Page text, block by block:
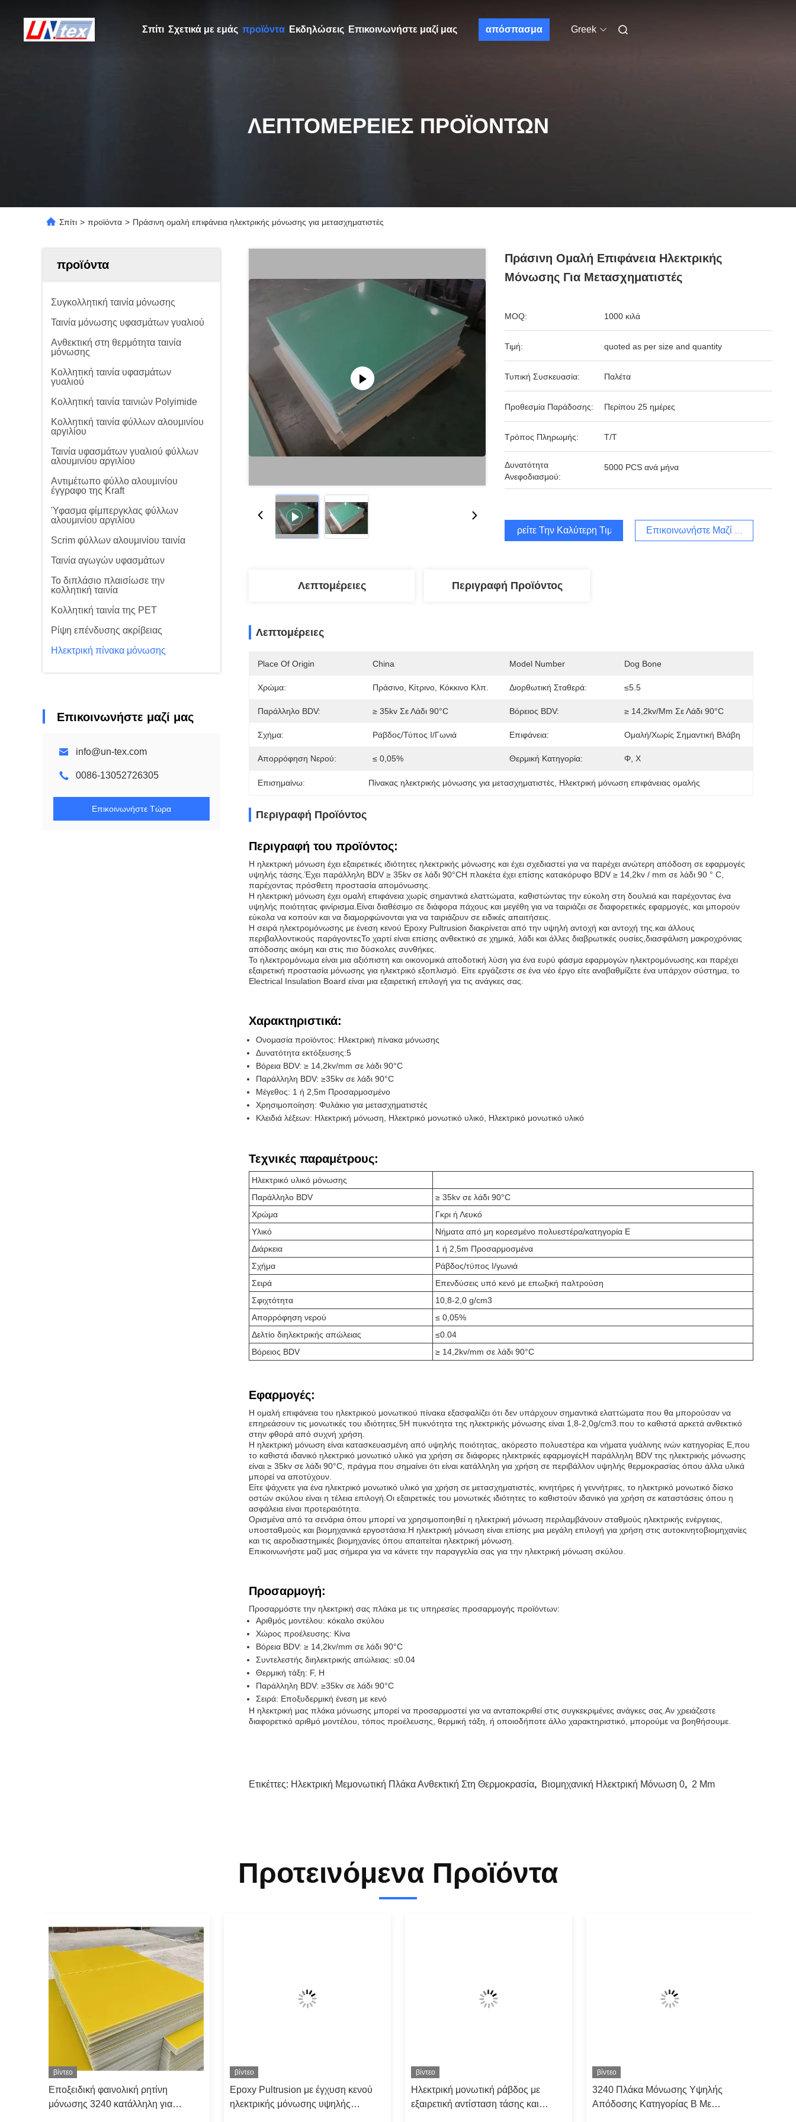
Σπίτι Σχετικά με εμάς προϊόντα Εκδηλώσεις Επικοινωνήστε μαζί μας απόσπασμα Greek
ΛΕΠΤΟΜΈΡΕΙΕΣ ΠΡΟΪΌΝΤΩΝ
Σπίτι > προϊόντα > Πράσινη ομαλή επιφάνεια ηλεκτρικής μόνωσης για μετασχηματιστές
προϊόντα
Συγκολλητική ταινία μόνωσης
Ταινία μόνωσης υφασμάτων γυαλιού
Ανθεκτική στη θερμότητα ταινία
μόνωσης
Κολλητική ταινία υφασμάτων
γυαλιού
Κολλητική ταινία ταινιών Polyimide
Κολλητική ταινία φύλλων αλουμινίου
αργιλίου
Ταινία υφασμάτων γυαλιού φύλλων
αλουμινίου αργιλίου
Αντιμέτωπο φύλλο αλουμινίου
έγγραφο της Kraft
Ύφασμα φίμπεργκλας φύλλων
αλουμινίου αργιλίου
Scrim φύλλων αλουμινίου ταινία
Ταινία αγωγών υφασμάτων
Το διπλάσιο πλαισίωσε την
κολλητική ταινία
Κολλητική ταινία της PET
Ρίψη επένδυσης ακρίβειας
Ηλεκτρική πίνακα μόνωσης
Επικοινωνήστε μαζί μας
info@un-tex.com
0086-13052726305
Επικοινωνήστε Τώρα
Πράσινη Ομαλή Επιφάνεια Ηλεκτρικής
Μόνωσης Για Μετασχηματιστές
MOQ: 1000 κιλά
Τιμή: quoted as per size and quantity
Τυπική Συσκευασία: Παλέτα
Προθεσμία Παράδοσης: Περίπου 25 ημέρες
Τρόπος Πληρωμής: Τ/Τ
Δυνατότητα
Ανεφοδιασμού:
5000 PCS ανά μήνα
Βρείτε Την Καλύτερη Τιμή Επικοινωνήστε Μαζί Μας
Λεπτομέρειες Περιγραφή Προϊόντος
Λεπτομέρειες
Place Of Origin China Model Number Dog Bone
Χρώμα: Πράσινο, Κίτρινο, Κόκκινο Κλπ. Διορθωτική Σταθερά: ≤5.5
Παράλληλο BDV: ≥ 35kv Σε Λάδι 90°C Βόρειος BDV: ≥ 14,2kv/mm Σε Λάδι 90°C
Σχήμα: Ράβδος/τύπος Ι/γωνιά Επιφάνεια: Ομαλή/χωρίς Σημαντική Βλάβη
Απορρόφηση Νερού: ≤ 0,05% Θερμική Κατηγορία: Φ, Χ
Επισημαίνω: Πίνακας ηλεκτρικής μόνωσης για μετασχηματιστές Ηλεκτρική μόνωση επιφάνειας ομαλής
Περιγραφή Προϊόντος
Περιγραφή του προϊόντος:
Η ηλεκτρική μόνωση έχει εξαιρετικές ιδιότητες ηλεκτρικής μόνωσης και έχει σχεδιαστεί για να παρέχει ανώτερη απόδοση σε εφαρμογές
υψηλής τάσης.Έχει παράλληλη BDV ≥ 35kv σε λάδι 90°CΗ πλακέτα έχει επίσης κατακόρυφο BDV ≥ 14,2kv / mm σε λάδι 90 ° C,
παρέχοντας πρόσθετη προστασία απομόνωσης.
Η ηλεκτρική μόνωση έχει ομαλή επιφάνεια χωρίς σημαντικά ελαττώματα, καθιστώντας την εύκολη στη δουλειά και παρέχοντας ένα
υψηλής ποιότητας φινίρισμα.Είναι διαθέσιμο σε διάφορα πάχους και μεγέθη για να ταιριάζει σε διαφορετικές εφαρμογές, και μπορούν
εύκολα να κοπούν και να διαμορφώνονται για να ταιριάζουν σε ειδικές απαιτήσεις.
Η σειρά ηλεκτρομόνωσης με ένεση κενού Epoxy Pultrusion διακρίνεται από την υψηλή αντοχή και αντοχή της.και άλλους
περιβαλλοντικούς παράγοντεςΤο χαρτί είναι επίσης ανθεκτικό σε χημικά, λάδι και άλλες διαβρωτικές ουσίες,διασφάλιση μακροχρόνιας
απόδοσης ακόμη και στις πιο δύσκολες συνθήκες.
Το ηλεκτρομόνωμα είναι μια αξιόπιστη και οικονομικά αποδοτική λύση για ένα ευρύ φάσμα εφαρμογών ηλεκτρομόνωσης.και παρέχει
εξαιρετική προστασία μόνωσης για ηλεκτρικό εξοπλισμό. Είτε εργάζεστε σε ένα νέο έργο είτε αναβαθμίζετε ένα υπάρχον σύστημα, το
Electrical Insulation Board είναι μια εξαιρετική επιλογή για τις ανάγκες σας.
Χαρακτηριστικά:
Ονομασία προϊόντος: Ηλεκτρική πίνακα μόνωσης
Δυνατότητα εκτόξευσης:5
Βόρεια BDV: ≥ 14,2kv/mm σε λάδι 90°C
Παράλληλη BDV: ≥35kv σε λάδι 90°C
Μέγεθος: 1 ή 2,5m Προσαρμοσμένο
Χρησιμοποίηση: Φυλάκιο για μετασχηματιστές
Κλειδιά λέξεων: Ηλεκτρική μόνωση, Ηλεκτρικό μονωτικό υλικό, Ηλεκτρικό μονωτικό υλικό
Τεχνικές παραμέτρους:
Ηλεκτρικό υλικό μόνωσης
Παράλληλο BDV
≥ 35kv σε λάδι 90°C
Χρώμα
Γκρι ή Λευκό
Υλικό
Νήματα από μη κορεσμένο πολυεστέρα/κατηγορία Ε
Διάρκεια
1 ή 2,5m Προσαρμοσμένα
Σχήμα
Ράβδος/τύπος Ι/γωνιά
Σειρά
Επενδύσεις υπό κενό με επωξική παλτρούση
Σφιχτότητα
10,8-2,0 g/cm3
Απορρόφηση νερού
≤ 0,05%
Δελτίο διηλεκτρικής απώλειας
≤0.04
Βόρειος BDV
≥ 14,2kv/mm σε λάδι 90°C
Εφαρμογές:
Η ομαλή επιφάνεια του ηλεκτρικού μονωτικού πίνακα εξασφαλίζει ότι δεν υπάρχουν σημαντικά ελαττώματα που θα μπορούσαν να
επηρεάσουν τις μονωτικές του ιδιότητες.5Η πυκνότητα της ηλεκτρικής μόνωσης είναι 1,8-2,0g/cm3.που το καθιστά αρκετά ανθεκτικό
στην φθορά από συχνή χρήση.
Η ηλεκτρική μόνωση είναι κατασκευασμένη από υψηλής ποιότητας, ακόρεστο πολυεστέρα και νήματα γυάλινης ινών κατηγορίας Ε,που
το καθιστά ιδανικό ηλεκτρικό μονωτικό υλικό για χρήση σε διάφορες ηλεκτρικές εφαρμογέςΗ παράλληλη BDV της ηλεκτρικής μόνωσης
είναι ≥ 35kv σε λάδι 90°C, πράγμα που σημαίνει ότι είναι κατάλληλη για χρήση σε περιβάλλον υψηλής θερμοκρασίας όπου άλλα υλικά
μπορεί να αποτύχουν.
Είτε ψάχνετε για ένα ηλεκτρικό μονωτικό υλικό για χρήση σε μετασχηματιστές, κινητήρες ή γεννήτριες, το ηλεκτρικό μονωτικό δίσκο
οστών σκύλου είναι η τέλεια επιλογή.Οι εξαιρετικές του μονωτικές ιδιότητες το καθιστούν ιδανικό για χρήση σε καταστάσεις όπου η
ασφάλεια είναι προτεραιότητα.
Ορισμένα από τα σενάρια όπου μπορεί να χρησιμοποιηθεί η ηλεκτρική μόνωση περιλαμβάνουν σταθμούς ηλεκτρικής ενέργειας,
υποσταθμούς και βιομηχανικά εργοστάσια.Η ηλεκτρική μόνωση είναι επίσης μια μεγάλη επιλογή για χρήση στις αυτοκινητοβιομηχανίες
και τις αεροδιαστημικές βιομηχανίες όπου απαιτείται ηλεκτρική μόνωση.
Επικοινωνήστε μαζί μας σήμερα για να κάνετε την παραγγελία σας για την ηλεκτρική μόνωση σκύλου.
Προσαρμογή:
Προσαρμόστε την ηλεκτρική σας πλάκα με τις υπηρεσίες προσαρμογής προϊόντων:
Αριθμός μοντέλου: κόκαλο σκύλου
Χώρος προέλευσης: Κίνα
Βόρεια BDV: ≥ 14,2kv/mm σε λάδι 90°C
Συντελεστής διηλεκτρικής απώλειας: ≤0.04
Θερμική τάξη: F, H
Παράλληλη BDV: ≥35kv σε λάδι 90°C
Σειρά: Εποξυδερμική ένεση με κενό
Η ηλεκτρική μας πλάκα μόνωσης μπορεί να προσαρμοστεί για να ανταποκριθεί στις συγκεκριμένες ανάγκες σας.Αν χρειάζεστε
διαφορετικό αριθμό μοντέλου, τόπος προέλευσης, θερμική τάξη, ή οποιοδήποτε άλλο χαρακτηριστικό, μπορούμε να βοηθήσουμε.
Ετικέττες: Ηλεκτρική Μεμονωτική Πλάκα Ανθεκτική Στη Θερμοκρασία, Βιομηχανική Ηλεκτρική Μόνωση 0, 2 Mm
Προτεινόμενα Προϊόντα
βίντεο
Εποξειδική φαινολική ρητίνη
μόνωσης 3240 κατάλληλη για
βίντεο
Epoxy Pultrusion με έγχυση κενού
ηλεκτρικής μόνωσης υψηλής
βίντεο
Ηλεκτρική μονωτική ράβδος με
εξαιρετική αντίσταση τάσης και
βίντεο
3240 Πλάκα Μόνωσης Υψηλής
Απόδοσης Κατηγορίας Β Με